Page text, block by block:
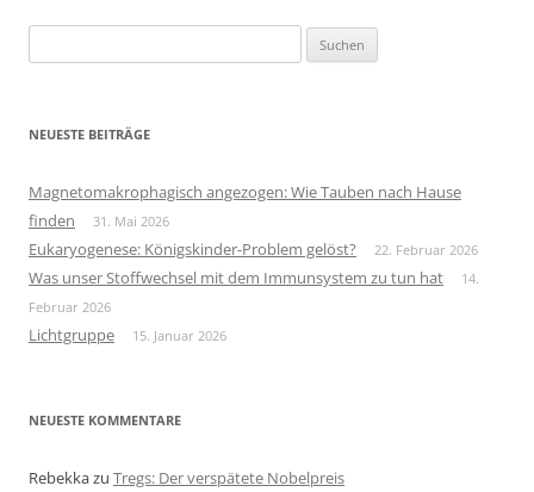
nach:
NEUESTE BEITRÄGE
Magnetomakrophagisch angezogen: Wie Tauben nach Hause
finden
31. Mai 2026
Eukaryogenese: Königskinder-Problem gelöst? 22. Februar 2026
Was unser Stoffwechsel mit dem Immunsystem zu tun hat
14.
Februar 2026
Lichtgruppe 15. Januar 2026
NEUESTE KOMMENTARE
Rebekkazu Tregs: Der verspätete Nobelpreis